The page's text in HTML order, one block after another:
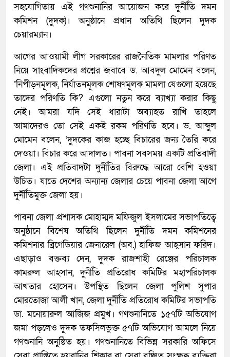
সহযোগিতায় এই গণশুনানির আয়োজন করে দুর্নীতি দমন
কমিশন (দুদক)। অনুষ্ঠানে প্রধান অতিথি ছিলেন দুদক
চেয়ারম্যান।
আগের আওয়ামী লীগ সরকারের রাজনৈতিক মামলার পরিণত
নিয়ে সাংবাদিকদের প্রশ্নের জবাবে ড. আবদুল মোমেন বলেন,
‘নিপীড়নমূলক, নির্যাতনমূলক শোষণমূলক মামলা যেগুলো হয়েছে
তাদের পরিণতি কি? এগুলো নতুন করে ব্যাখ্যা করার কিছু
নেই। আমরা যদি সেই ধারাটা অব্যাহত রাখি তাহলে
আমাদেরও তো সেই একই রকম পরিণতি হবে। ড. আব্দুল
মোমেন বলেন, ‘দুদকের কাজ হচ্ছে বিচারের জন্য তৈরি করে
দেওয়া। বিচার করে আদালত। পাবনা সবসময় একটি প্রতিবাদী
জেলা। এই প্রতিবাদটা দুর্নীতির বিরুদ্ধে আরো বেশি হওয়া
উচিত। যাতে দেশের অন্যান্য জেলার চেয়ে পাবনা জেলা আগে
দুর্নীতিমুক্ত জেলা হয়।
পাবনা জেলা প্রশাসক মোহাম্মদ মফিজুল ইসলামের সভাপতিত্বে
অনুষ্ঠানে বিশেষ অতিথি ছিলেন দুর্নীতি দমন কমিশনের
কমিশনার ব্রিগেডিয়ার জেনারেল (অব.) হাফিজ আহ্সান ফরিদ।
এছাড়াও বক্তব্য দেন, দুদক রাজশাহী রেঞ্জের পরিচালক
কামরুল আহসান, দুর্নীতি প্রতিরোধ কমিটির মহাপরিচালক
আখতার হোসেন। উপস্থিত ছিলেন জেলা পুলিশ সুপার
মোরতোজা আলী খান, জেলা দুর্নীতি প্রতিরোধ কমিটির সভাপতি
ডা. মনোয়ারুল আজিজ প্রমুখ। গণশুনানিতে ১৫৭টি অভিযোগ
জমা পড়লেও দুদক তফসিলভুক্ত ৫৭টি অভিযোগ আমলে নিয়ে
গণশুনানি অনুষ্ঠিত হয়। গণশুনানিতে বিভিন্ন সরকারি অফিসে